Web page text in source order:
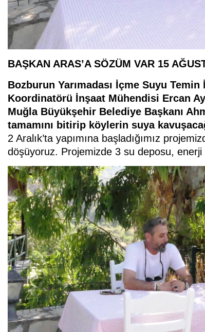
BAŞKAN ARAS’A SÖZÜM VAR 15
Bozburun Yarımadası İçme Suyu
Koordinatörü İnşaat Mühendisi Ercan
Muğla Büyükşehir Belediye Başkanı
tamamını bitirip köylerin suya
2 Aralık’ta yapımına başladığımız
döşüyoruz. Projemizde 3 su deposu,